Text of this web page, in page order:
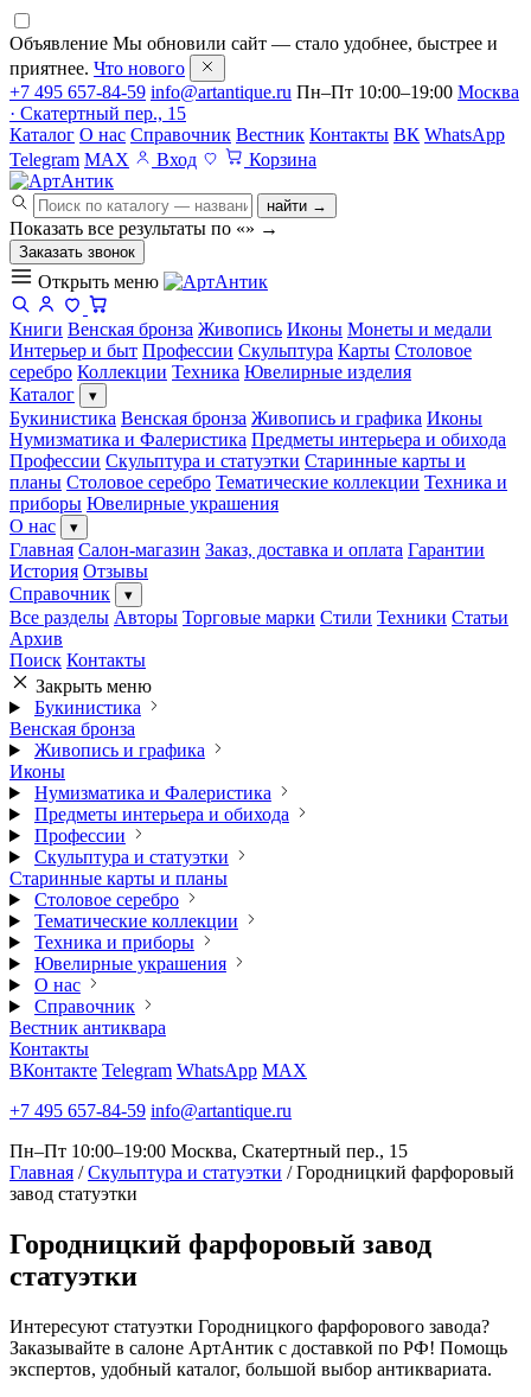
Объявление Мы обновили сайт — стало удобнее, быстрее и
приятнее. Что нового
+7 495 657-84-59 info@artantique.ru Пн–Пт 10:00–19:00 Москва
· Скатертный пер., 15
Каталог О нас Справочник Вестник Контакты ВК WhatsApp
Telegram MAX Вход Корзина
найти →
Показать все результаты по «» →
Заказать звонок
Открыть меню
Книги Венская бронза Живопись Иконы Монеты и медали
Интерьер и быт Профессии Скульптура Карты Столовое
серебро Коллекции Техника Ювелирные изделия
Каталог
▾
Букинистика Венская бронза Живопись и графика Иконы
Нумизматика и Фалеристика Предметы интерьера и обихода
Профессии Скульптура и статуэтки Старинные карты и
планы Столовое серебро Тематические коллекции Техника и
приборы Ювелирные украшения
О нас
▾
Главная Салон-магазин Заказ, доставка и оплата Гарантии
История Отзывы
Справочник
▾
Все разделы Авторы Торговые марки Стили Техники Статьи
Архив
Поиск Контакты
Закрыть меню
Букинистика
Венская бронза
Живопись и графика
Иконы
Нумизматика и Фалеристика
Предметы интерьера и обихода
Профессии
Скульптура и статуэтки
Старинные карты и планы
Столовое серебро
Тематические коллекции
Техника и приборы
Ювелирные украшения
О нас
Справочник
Вестник антиквара
Контакты
ВКонтакте Telegram WhatsApp MAX
+7 495 657-84-59 info@artantique.ru
Пн–Пт 10:00–19:00 Москва, Скатертный пер., 15
Главная / Скульптура и статуэтки / Городницкий фарфоровый
завод статуэтки
Городницкий фарфоровый завод
статуэтки
Интересуют статуэтки Городницкого фарфорового завода?
Заказывайте в салоне АртАнтик с доставкой по РФ! Помощь
экспертов, удобный каталог, большой выбор антиквариата.